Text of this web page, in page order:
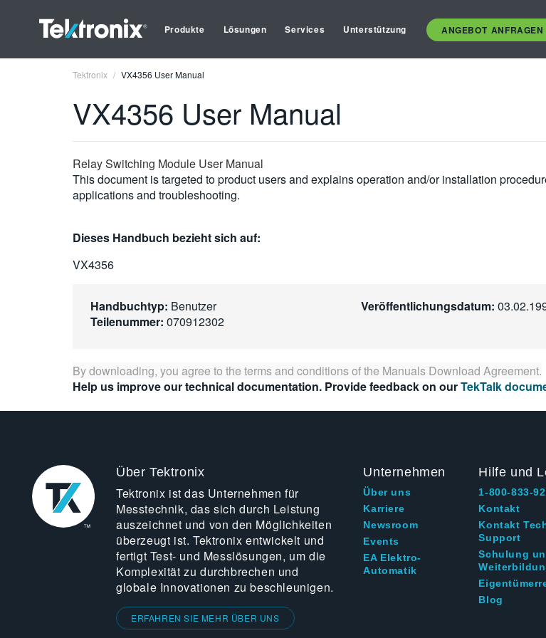
Produkte Lösungen Services Unterstützung ANGEBOT ANFRAGEN
Tektronix VX4356 User Manual
VX4356 User Manual
Relay Switching Module User Manual
This document is targeted to product users and explains operation and/or installation
applications and troubleshooting.
Dieses Handbuch bezieht sich auf:
VX4356
Handbuchtyp: Benutzer
Teilenummer: 070912302
Veröffentlichungsdatum:
By downloading, you agree to the terms and conditions of the Manuals Download Agreement.
Help us improve our technical documentation. Provide feedback on ourTekTalk
Über Tektronix
Tektronix ist das Unternehmen für
Messtechnik, das sich durch Leistung
auszeichnet und von den Möglichkeiten
überzeugt ist. Tektronix entwickelt und
fertigt Test- und Messlösungen, um die
Komplexität zu durchbrechen und
globale Innovationen zu beschleunigen.
ERFAHREN SIE MEHR ÜBER UNS
Unternehmen
Über uns
Karriere
Newsroom
Events
EA Elektro-
Automatik
Hilfe und
1-800-833-
Kontakt
Kontakt
Support
Schulung
Blog